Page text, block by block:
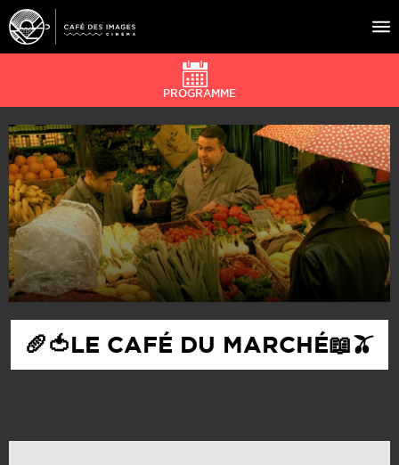
À L’AFFICHE
ÉVÉNEMENTS
CAFÉ DU CINÉ
PRATIQUE
ÉDUCATION AUX IMAGES
PROGRAMME
🥖🍅LE CAFÉ DU MARCHÉ📖🫒